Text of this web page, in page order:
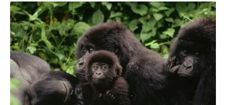
迫害，如今數量相當稀少，加上牠們對人類極為警惕，因
此通常居住在最深處、最難以進入的地形中。在WCS的支
持下，當地有16名警衛組成的團隊每天巡邏，保護大猩猩
和其他野生動植物，環保人士則透過大猩猩的巢穴、糞便
和進食痕跡來監視牠們的活動。